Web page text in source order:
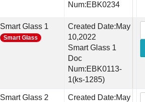
Num:EBK0234
Smart Glass 1
Smart Glass
Created Date:May
10,2022
Smart Glass 1
Doc
Num:EBK0113-
1(ks-1285)
Smart Glass 2
Created Date:May